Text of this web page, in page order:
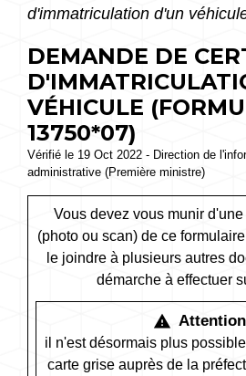
d'immatriculation d'un
DEMANDE DE
VÉHICULE
13750*07)
Vérifié le 19 Oct 2022 - Direction de
administrative (Première ministre)
Vous devez vous munir
(photo ou scan) de ce
le joindre à plusieurs autres
démarche à effectuer
warning
il n'est désormais plus
carte grise auprès de la